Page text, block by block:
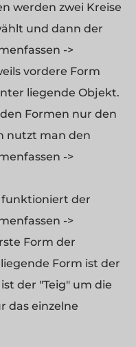
werden zwei Kreise
und dann der
->
vordere Form
liegende Objekt.
Formen nur den
nutzt man den
->
funktioniert der
->
Form der
Form ist der
der "Teig" um die
das einzelne